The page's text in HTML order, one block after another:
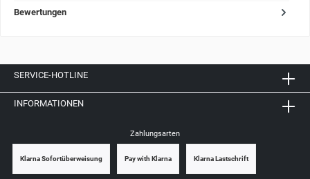
Bewertungen
SERVICE-HOTLINE
INFORMATIONEN
Zahlungsarten
Klarna Sofortüberweisung Pay with Klarna Klarna Lastschrift